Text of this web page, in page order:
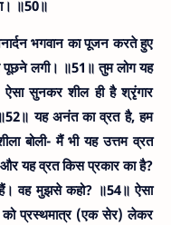
॥50॥
भगवान का पूजन करते हुए
पूछने लगी। ॥51॥तुम लोग यह
ऐसा सुनकर शील ही है श्रृंगार
यह अनंत का व्रत है, हम
बोली- मैं भी यह उत्तम व्रत
यह व्रत किस प्रकार का है?
हैं। वह मुझसे कहो? ॥54॥ ऐसा
को प्रस्थमात्र (एक सेर) लेकर